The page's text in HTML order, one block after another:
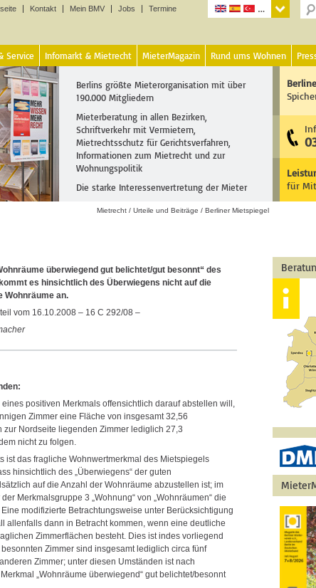
Kontakt Mein BMV Jobs Termine
Service Infomarkt & Mietrecht MieterMagazin Rund ums Wohnen
Berlins größte Mieterorganisation mit über
190.000 Mitgliedern
Mieterberatung in allen Bezirken,
Schriftverkehr mit Vermietern,
Mietrechtsschutz für Gerichtsverfahren,
Informationen zum Mietrecht und zur
Wohnungspolitik
Die starke Interessenvertretung der Mieter
für
Mietrecht / Urteile und Beiträge / Berliner Mietspiegel
überwiegend gut belichtet/gut besonnt“ des
es hinsichtlich des Überwiegens nicht auf die
Wohnräume an.
vom 16.10.2008 – 16 C 292/08 –
positiven Merkmals offensichtlich darauf abstellen will,
Zimmer eine Fläche von insgesamt 32,56
zur Nordseite liegenden Zimmer lediglich 27,3
nicht zu folgen.
ist das fragliche Wohnwertmerkmal des Mietspiegels
hinsichtlich des „Überwiegens“ der guten
auf die Anzahl der Wohnräume abzustellen ist; im
Merkmalsgruppe 3 „Wohnung“ von „Wohnräumen“ die
modifizierte Betrachtungsweise unter Berücksichtigung
allenfalls dann in Betracht kommen, wenn eine deutliche
Zimmerflächen besteht. Dies ist indes vorliegend
Zimmer sind insgesamt lediglich circa fünf
Zimmer; unter diesen Umständen ist nach
„Wohnräume überwiegend“ gut belichtet/besonnt